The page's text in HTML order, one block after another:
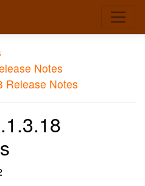
Notes
Release Notes